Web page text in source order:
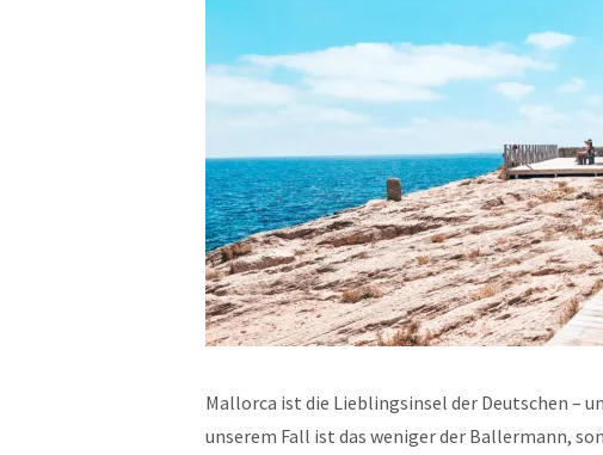
Mallorca ist die Lieblingsinsel der Deutschen –
unserem Fall ist das weniger der Ballermann,